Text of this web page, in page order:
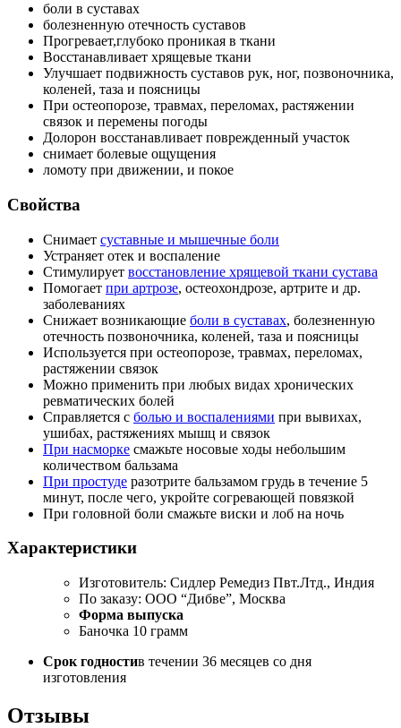
боли в суставах
болезненную отечность суставов
Прогревает,глубоко проникая в ткани
Восстанавливает хрящевые ткани
Улучшает подвижность суставов рук, ног, позвоночника,
коленей, таза и поясницы
При остеопорозе, травмах, переломах, растяжении
связок и перемены погоды
Долорон восстанавливает поврежденный участок
снимает болевые ощущения
ломоту при движении, и покое
Свойства
Снимает суставные и мышечные боли
Устраняет отек и воспаление
Стимулирует восстановление хрящевой ткани сустава
Помогает при артрозе, остеохондрозе, артрите и др.
заболеваниях
Снижает возникающие боли в суставах, болезненную
отечность позвоночника, коленей, таза и поясницы
Используется при остеопорозе, травмах, переломах,
растяжении связок
Можно применить при любых видах хронических
ревматических болей
Справляется с болью и воспалениями при вывихах,
ушибах, растяжениях мышц и связок
При насморке смажьте носовые ходы небольшим
количеством бальзама
При простуде разотрите бальзамом грудь в течение 5
минут, после чего, укройте согревающей повязкой
При головной боли смажьте виски и лоб на ночь
Характеристики
Изготовитель: Сидлер Ремедиз Пвт.Лтд., Индия
По заказу: ООО “Дибве”, Москва
Форма выпуска
Баночка 10 грамм
Срок годностив течении 36 месяцев со дня
изготовления
Отзывы